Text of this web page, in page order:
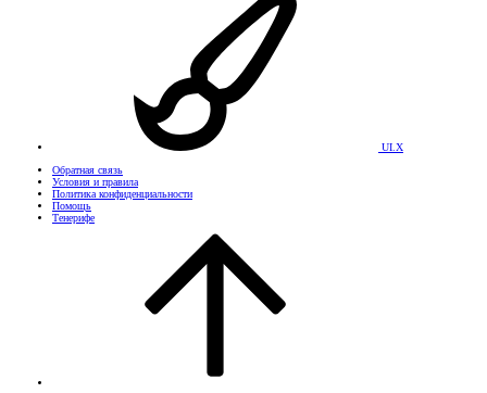
UI.X
Обратная связь
Условия и правила
Политика конфиденциальности
Помощь
Тенерифе